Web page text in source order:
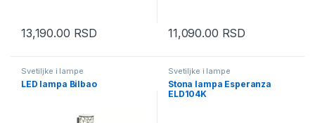
13,190.00 RSD 11,090.00 RSD
Svetiljke i lampe
LED lampa Bilbao
Svetiljke i lampe
Stona lampa Esperanza
ELD104K